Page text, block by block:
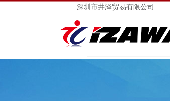
深圳市井泽贸易有限公司